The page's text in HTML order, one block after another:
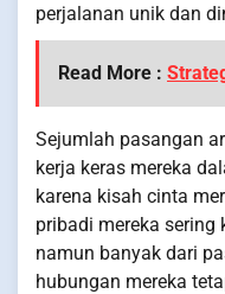
perjalanan unik dan
Read More :
Sejumlah pasangan
kerja keras mereka
karena kisah cinta
pribadi mereka
namun banyak dari
hubungan mereka